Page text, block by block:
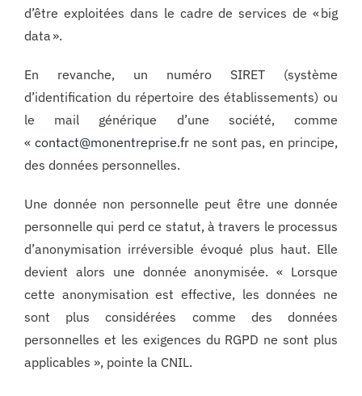
d’être exploitées dans le cadre de services de « big
data ».
En revanche, un numéro SIRET (système
d’identification du répertoire des établissements) ou
le mail générique d’une société, comme
« contact@monentreprise.frne sont pas, en principe,
des données personnelles.
Une donnée non personnelle peut être une donnée
personnelle qui perd ce statut, à travers le processus
d’anonymisation irréversible évoqué plus haut. Elle
devient alors une donnée anonymisée. « Lorsque
cette anonymisation est effective, les données ne
sont plus considérées comme des données
personnelles et les exigences du RGPD ne sont plus
applicables », pointe la CNIL.